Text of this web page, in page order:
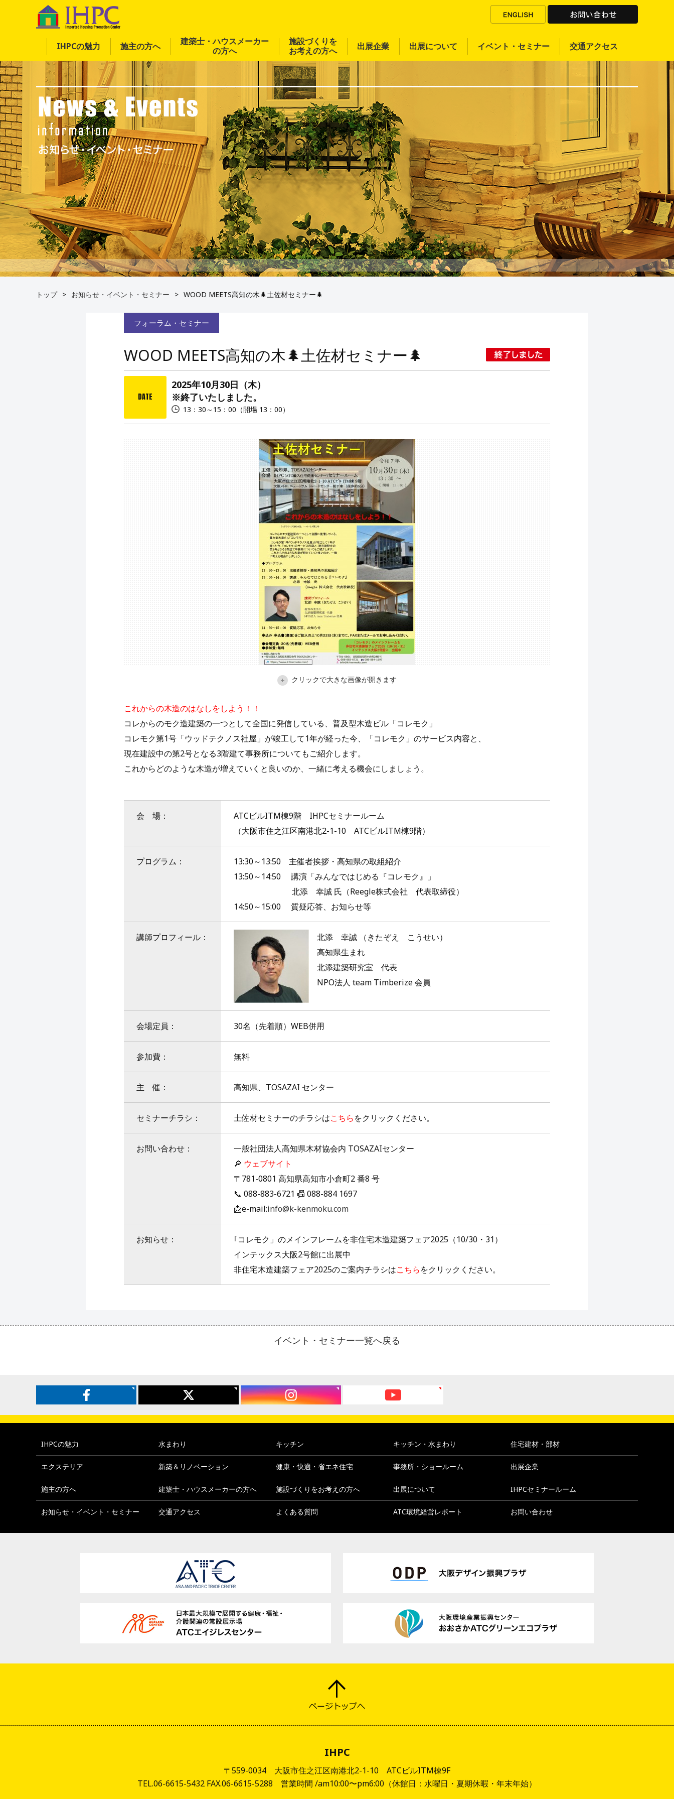
IHPCの魅力 施主の方へ
建築士・ハウスメーカー
の方へ
施設づくりを
お考えの方へ
出展企業 出展について イベント・セミナー 交通アクセス
トップ お知らせ・イベント・セミナー WOOD MEETS高知の木🌲土佐材セミナー🌲
フォーラム・セミナー
WOOD MEETS高知の木🌲土佐材セミナー🌲
DATE
2025年10月30日（木）
※終了いたしました。
13：30～15：00（開場 13：00）
クリックで大きな画像が開きます
これからの木造のはなしをしよう！！
コレからのモク造建築の一つとして全国に発信している、普及型木造ビル「コレモク」
コレモク第1号「ウッドテクノス社屋」が竣工して1年が経った今、「コレモク」のサービス内容と、
現在建設中の第2号となる3階建て事務所についてもご紹介します。
これからどのような木造が増えていくと良いのか、一緒に考える機会にしましょう。
会 場：
ATCビルITM棟9階 IHPCセミナールーム
（大阪市住之江区南港北2-1-10 ATCビルITM棟9階）
プログラム：
13:30～13:50 主催者挨拶・高知県の取組紹介
13:50～14:50 講演「みんなではじめる『コレモク』」
北添 幸誠 氏（Reegle株式会社 代表取締役）
14:50～15:00 質疑応答、お知らせ等
講師プロフィール：
北添 幸誠 （きたぞえ こうせい）
高知県生まれ
北添建築研究室 代表
NPO法人 team Timberize 会員
会場定員： 30名（先着順）WEB併用
参加費： 無料
主 催： 高知県、TOSAZAI センター
セミナーチラシ： 土佐材セミナーのチラシはこちらをクリックください。
お問い合わせ：
一般社団法人高知県木材協会内 TOSAZAIセンター
🔎 ウェブサイト
〒781-0801 高知県高知市小倉町2 番8 号
📞 088-883-6721 📠 088-884 1697
📩e-mail:info@k-kenmoku.com
お知らせ：
｢コレモク」のメインフレームを非住宅木造建築フェア2025（10/30・31）
インテックス大阪2号館に出展中
非住宅木造建築フェア2025のご案内チラシはこちらをクリックください。
イベント・セミナー一覧へ戻る
IHPCの魅力 水まわり キッチン キッチン・水まわり 住宅建材・部材
エクステリア 新築＆リノベーション 健康・快適・省エネ住宅 事務所・ショールーム 出展企業
施主の方へ 建築士・ハウスメーカーの方へ 施設づくりをお考えの方へ 出展について IHPCセミナールーム
お知らせ・イベント・セミナー 交通アクセス よくある質問 ATC環境経営レポート お問い合わせ
IHPC
〒559-0034 大阪市住之江区南港北2-1-10 ATCビルITM棟9F
TEL.06-6615-5432 FAX.06-6615-5288 営業時間 /am10:00〜pm6:00 （休館日：水曜日・夏期休暇・年末年始）